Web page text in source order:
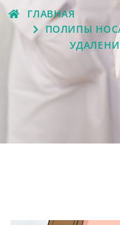
ГЛАВНАЯ
ПОЛИПЫ